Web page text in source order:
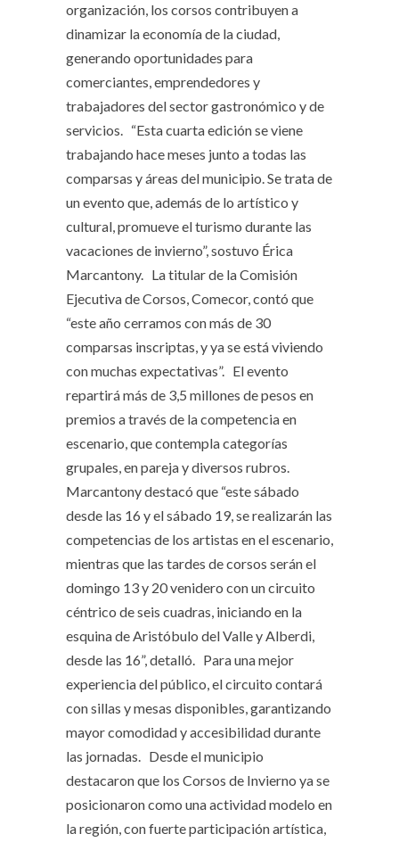
organización, los corsos contribuyen a
dinamizar la economía de la ciudad,
generando oportunidades para
comerciantes, emprendedores y
trabajadores del sector gastronómico y de
servicios. “Esta cuarta edición se viene
trabajando hace meses junto a todas las
comparsas y áreas del municipio. Se trata de
un evento que, además de lo artístico y
cultural, promueve el turismo durante las
vacaciones de invierno”, sostuvo Érica
Marcantony. La titular de la Comisión
Ejecutiva de Corsos, Comecor, contó que
“este año cerramos con más de 30
comparsas inscriptas, y ya se está viviendo
con muchas expectativas”. El evento
repartirá más de 3,5 millones de pesos en
premios a través de la competencia en
escenario, que contempla categorías
grupales, en pareja y diversos rubros.
Marcantony destacó que “este sábado
desde las 16 y el sábado 19, se realizarán las
competencias de los artistas en el escenario,
mientras que las tardes de corsos serán el
domingo 13 y 20 venidero con un circuito
céntrico de seis cuadras, iniciando en la
esquina de Aristóbulo del Valle y Alberdi,
desde las 16”, detalló. Para una mejor
experiencia del público, el circuito contará
con sillas y mesas disponibles, garantizando
mayor comodidad y accesibilidad durante
las jornadas. Desde el municipio
destacaron que los Corsos de Invierno ya se
posicionaron como una actividad modelo en
la región, con fuerte participación artística,